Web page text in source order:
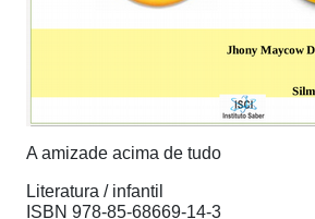
A amizade acima de tudo
Literatura / infantil
ISBN 978-85-68669-14-3